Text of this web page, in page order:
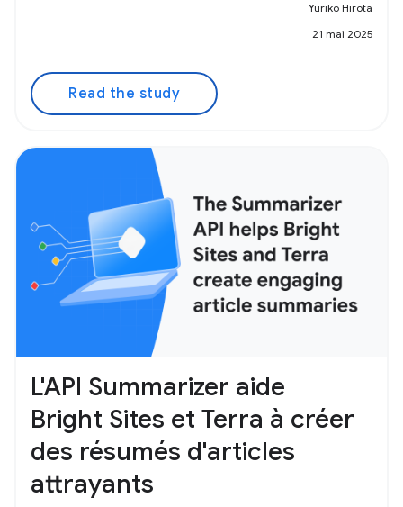
Yuriko Hirota
21 mai 2025
Read the study
L'API Summarizer aide
Bright Sites et Terra à créer
des résumés d'articles
attrayants